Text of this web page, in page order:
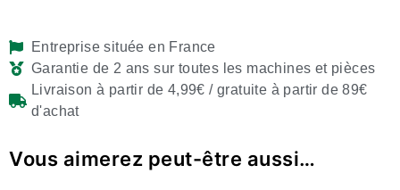
Entreprise située en France
Garantie de 2 ans sur toutes les machines et pièces
Livraison à partir de 4,99€ / gratuite à partir de 89€
d'achat
Vous aimerez peut-être aussi…